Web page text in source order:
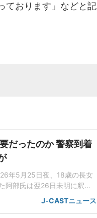
ております」などと記
だったのか 警察到着
年5月25日夜、18歳の長女
阿部氏は翌26日未明に釈放
れを即座に受理した。しか
氏を擁護する声も上がり、
J-CASTニュース